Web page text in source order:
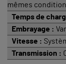
mêmes
Temps de
Embrayage :
Vitesse :
Transmission :